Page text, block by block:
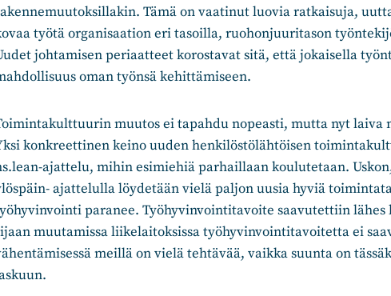
Tämä on vaatinut luovia ratkaisuja,
työtä organisaation eri tasoilla, ruohonjuuritason
johtamisen periaatteet korostavat sitä, että jokaisella
oman työnsä kehittämiseen.
muutos ei tapahdu nopeasti, mutta nyt laiva
konkreettinen keino uuden henkilöstölähtöisen
ajattelu, mihin esimiehiä parhaillaan koulutetaan.
ajattelulla löydetään vielä paljon uusia hyviä
paranee. Työhyvinvointitavoite saavutettiin
muutamissa liikelaitoksissa työhyvinvointitavoitetta ei
meillä on vielä tehtävää, vaikka suunta on